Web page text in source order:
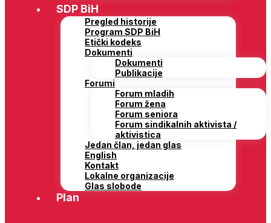
SDP BiH
Pregled historije
Program SDP BiH
Etički kodeks
Dokumenti
Dokumenti
Publikacije
Forumi
Forum mladih
Forum žena
Forum seniora
Forum sindikalnih aktivista /
aktivistica
Jedan član, jedan glas
English
Kontakt
Lokalne organizacije
Glas slobode
Plan